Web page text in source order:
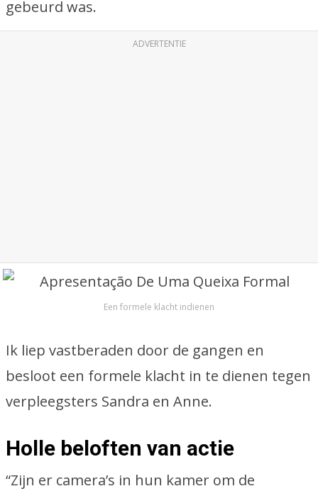
gebeurd was.
ADVERTENTIE
Een formele klacht indienen
Ik liep vastberaden door de gangen en
besloot een formele klacht in te dienen tegen
verpleegsters Sandra en Anne.
Holle beloften van actie
“Zijn er camera’s in hun kamer om de